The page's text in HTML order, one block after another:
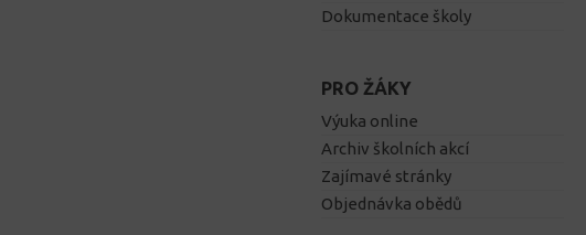
Dokumentace školy
PRO ŽÁKY
Výuka online
Archiv školních akcí
Zajímavé stránky
Objednávka obědů